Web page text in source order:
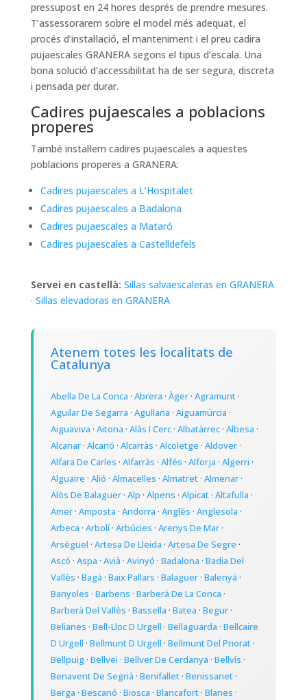
pressupost en 24 hores després de prendre mesures.
T’assessorarem sobre el model més adequat, el
procés d’instal·lació, el manteniment i el preu cadira
pujaescales GRANERA segons el tipus d’escala. Una
bona solució d’accessibilitat ha de ser segura, discreta
i pensada per durar.
Cadires pujaescales a poblacions
properes
També instal·lem cadires pujaescales a aquestes
poblacions properes a GRANERA:
Cadires pujaescales a L’Hospitalet
Cadires pujaescales a Badalona
Cadires pujaescales a Mataró
Cadires pujaescales a Castelldefels
Servei en castellà: Sillas salvaescaleras en GRANERA
· Sillas elevadoras en GRANERA
Atenem totes les localitats de
Catalunya
Abella De La Conca · Abrera · Àger· Agramunt·
Aguilar De Segarra · Agullana · Aiguamúrcia ·
Aiguaviva · Aitona · Alàs I Cerc· Albatàrrec· Albesa ·
Alcanar· Alcanó · Alcarràs · Alcoletge · Aldover·
Alfara De Carles · Alfarràs · Alfés · Alforja · Algerri ·
Alguaire · Alió · Almacelles · Almatret· Almenar·
Alòs De Balaguer· Alp · Alpens · Alpicat· Altafulla ·
Amer· Amposta · Andorra · Anglès · Anglesola ·
Arbeca · Arbolí· Arbúcies · Arenys De Mar·
Arsèguel · Artesa De Lleida · Artesa De Segre ·
Ascó · Aspa · Avià · Avinyó · Badalona · Badia Del
Vallès · Bagà · Baix Pallars · Balaguer· Balenyà ·
Banyoles · Barbens · Barberà De La Conca ·
Barberà Del Vallès · Bassella · Batea · Begur·
Belianes · Bell-Lloc D Urgell · Bellaguarda · Bellcaire
D Urgell · Bellmunt D Urgell · Bellmunt Del Priorat·
Bellpuig· Bellvei · Bellver De Cerdanya · Bellvís ·
Benavent De Segrià · Benifallet· Benissanet·
Berga · Bescanó · Biosca · Blancafort· Blanes ·